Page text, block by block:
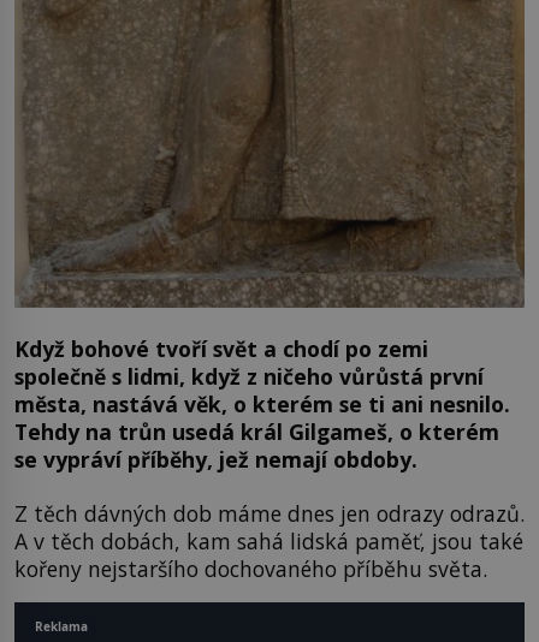
Když bohové tvoří svět a chodí po zemi
společně s lidmi, když z ničeho vůrůstá první
města, nastává věk, o kterém se ti ani nesnilo.
Tehdy na trůn usedá král Gilgameš, o kterém
se vypráví příběhy, jež nemají obdoby.
Z těch dávných dob máme dnes jen odrazy odrazů.
A v těch dobách, kam sahá lidská paměť, jsou také
kořeny nejstaršího dochovaného příběhu světa.
Reklama